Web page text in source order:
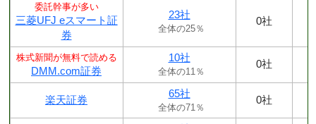
委託幹事が多い
三菱UFJ eスマート証
券
23社
全体の25％
0社
株式新聞が無料で読める
DMM.com証券
10社
全体の11％
0社
楽天証券
65社
全体の71％
0社